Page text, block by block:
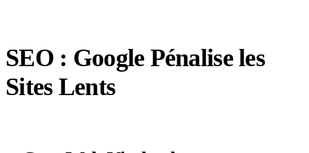
SEO : Google Pénalise les
Sites Lents